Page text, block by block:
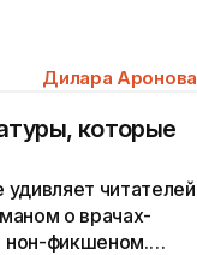
Дилара Аронова
которые
удивляет читателей
о врачах-
нон-фикшеном.